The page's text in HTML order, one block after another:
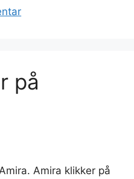
på
Amira klikker på